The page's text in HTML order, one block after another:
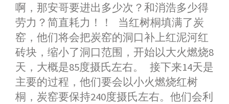
啊，那安哥要进出多少次？和消浩多少得
劳力？简直耗力！！ 当红树桐填满了炭
窑，他们将会把炭窑的洞口补上红泥河红
砖块，缩小了洞口范围，开始以大火燃烧8
天，大概是85度摄氏左右。 接下来14天是
主要的过程，他们要会以小火燃烧红树
桐，炭窑要保持240度摄氏左右。他们会利